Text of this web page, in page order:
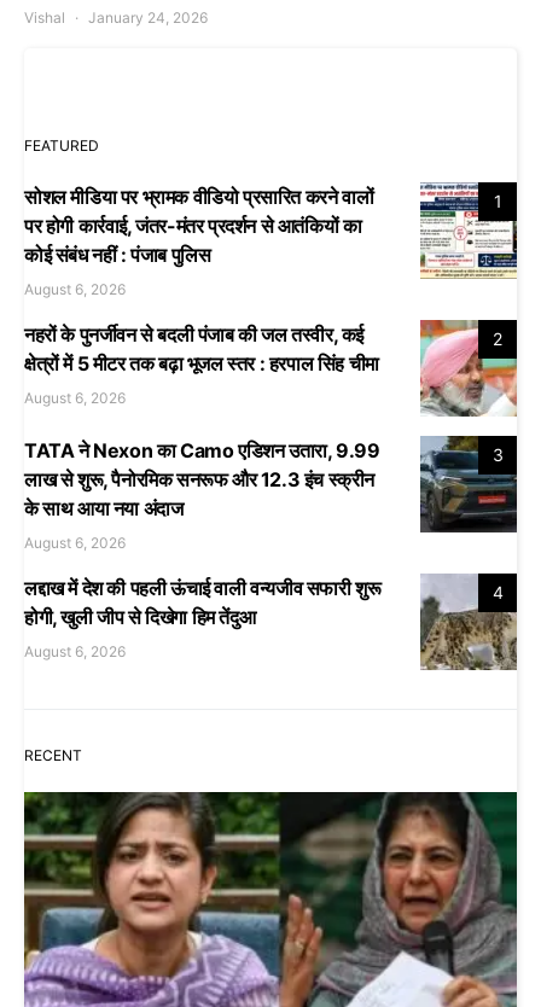
Vishal January 24, 2026
FEATURED
1
सोशल मीडिया पर भ्रामक वीडियो प्रसारित करने वालों
पर होगी कार्रवाई, जंतर-मंतर प्रदर्शन से आतंकियों का
कोई संबंध नहीं : पंजाब पुलिस
August 6, 2026
2
नहरों के पुनर्जीवन से बदली पंजाब की जल तस्वीर, कई
क्षेत्रों में 5 मीटर तक बढ़ा भूजल स्तर : हरपाल सिंह चीमा
August 6, 2026
3
TATA ने Nexon का Camo एडिशन उतारा, 9.99
लाख से शुरू, पैनोरमिक सनरूफ और 12.3 इंच स्क्रीन
के साथ आया नया अंदाज
August 6, 2026
4
लद्दाख में देश की पहली ऊंचाई वाली वन्यजीव सफारी शुरू
होगी, खुली जीप से दिखेगा हिम तेंदुआ
August 6, 2026
RECENT